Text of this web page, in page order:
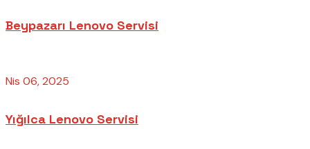
Beypazarı Lenovo Servisi
Nis 06, 2025
Yığılca Lenovo Servisi